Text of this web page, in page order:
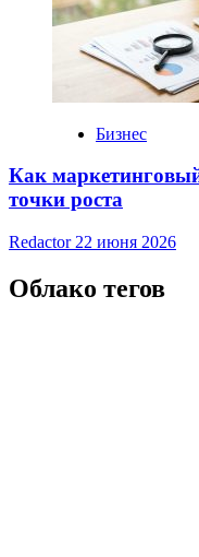
Бизнес
Как
точки роста
Redactor 22 июня 2026
Облако тегов